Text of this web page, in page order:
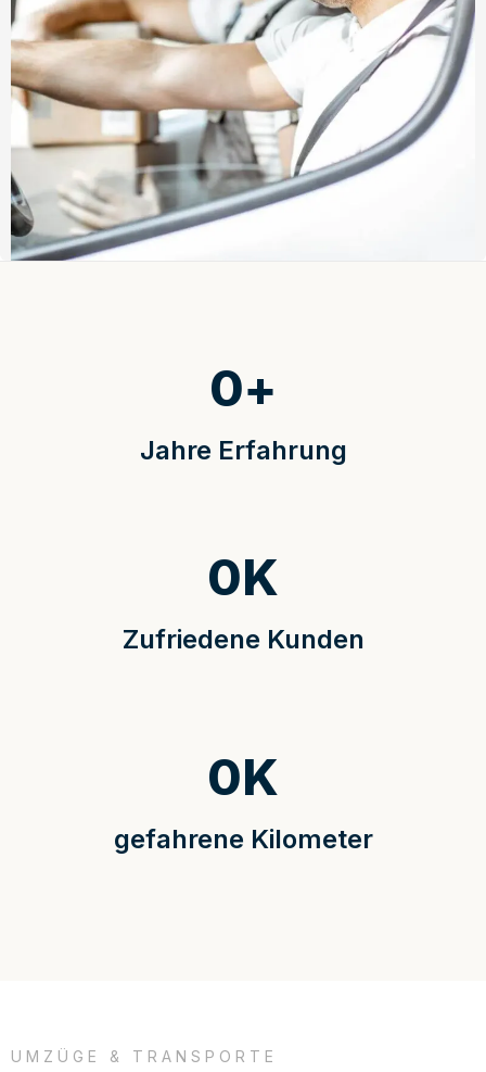
Jahre Erfahrung
0+
Zufriedene Kunden
0K
gefahrene Kilometer
0K
UMZÜGE & TRANSPORTE